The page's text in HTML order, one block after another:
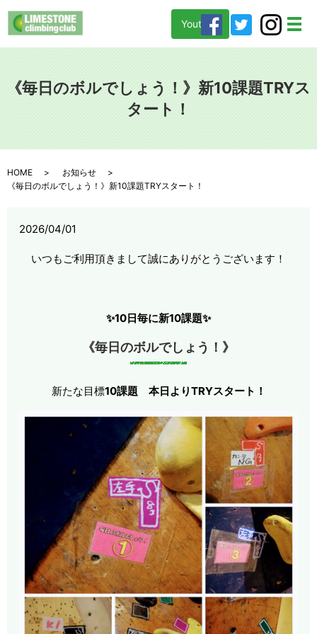
メ
Youtube
《毎日のボルでしょう！》新10課題TRYス
タート！
HOME
お知らせ
《毎日のボルでしょう！》新10課題TRYスタート！
2026/04/01
いつもご利用頂きまして誠にありがとうございます！
✨10日毎に新10課題✨
《毎日のボルでしょう！》
新たな目標10課題 本日よりTRYスタート！